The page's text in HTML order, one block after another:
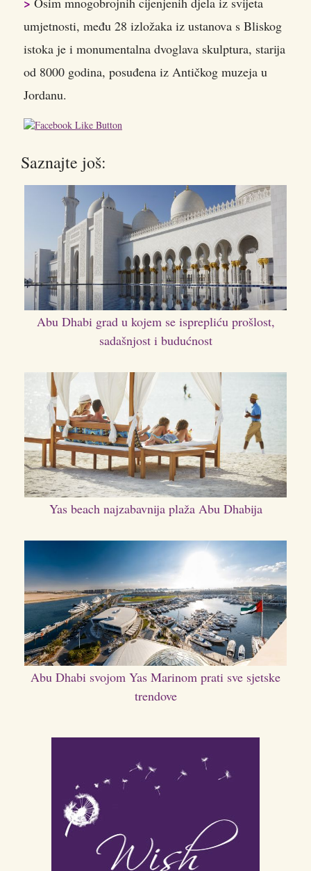
umjetnosti, među 28 izložaka iz ustanova s Bliskog
istoka je i monumentalna dvoglava skulptura, starija
od 8000 godina, posuđena iz Antičkog muzeja u
Jordanu.
Saznajte još:
Abu Dhabi grad u kojem se isprepliću prošlost,
sadašnjost i budućnost
Yas beach najzabavnija plaža Abu Dhabija
Abu Dhabi svojom Yas Marinom prati sve sjetske
trendove